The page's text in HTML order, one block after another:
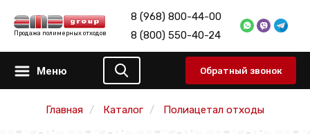
Продажа полимерных отходов
8 (968) 800-44-00
8 (800) 550-40-24
Меню Обратный звонок
Главная Каталог Полиацетал отходы